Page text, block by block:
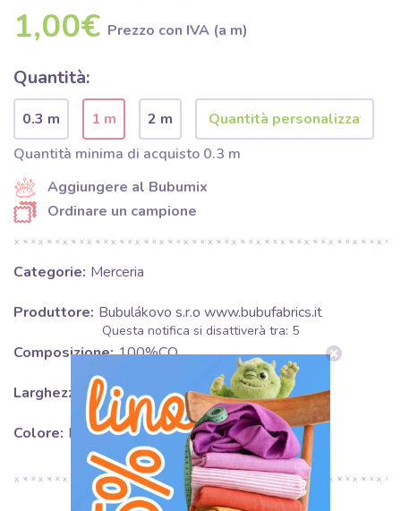
1,00€ Prezzo con IVA (a m)
Quantità:
0.3 m 1 m
2 m
Quantità minima di acquisto 0.3 m
Aggiungere al Bubumix
Ordinare un campione
Categorie: Merceria
Produttore: Bubulákovo s.r.o www.bubufabrics.it
Composizione: 100%CO
Larghezza: 5 cm
Colore: Bianco
Questa notifica si disattiverà tra: 5